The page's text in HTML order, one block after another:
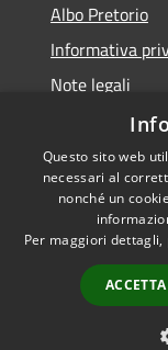
Albo Pretorio
Informativa
Note legali
Dichiarazione
RSS
Accessibilità
Questo sito web
necessari al
nonché un
Per maggiori dettagli,